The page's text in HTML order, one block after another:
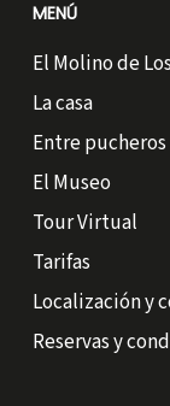
MENÚ
El Molino de
La casa
Entre pucheros
El Museo
Tour Virtual
Tarifas
Localización y
Reservas y